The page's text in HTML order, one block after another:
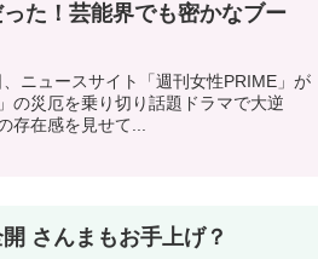
た！芸能界でも密かなブー
ニュースサイト「週刊女性PRIME」が
の災厄を乗り切り話題ドラマで大逆
在感を見せて...
さんまもお手上げ？